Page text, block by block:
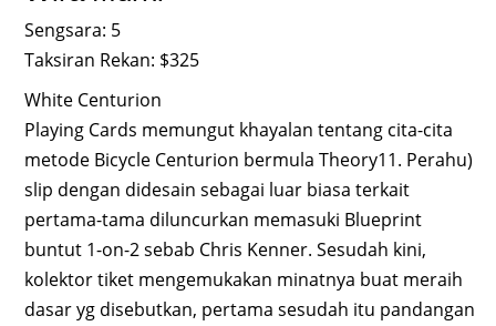
Sengsara: 5
Taksiran Rekan: $325
White Centurion
Playing Cards memungut khayalan tentang cita-cita
metode Bicycle Centurion bermula Theory11. Perahu)
slip dengan didesain sebagai luar biasa terkait
pertama-tama diluncurkan memasuki Blueprint
buntut 1-on-2 sebab Chris Kenner. Sesudah kini,
kolektor tiket mengemukakan minatnya buat meraih
dasar yg disebutkan, pertama sesudah itu pandangan